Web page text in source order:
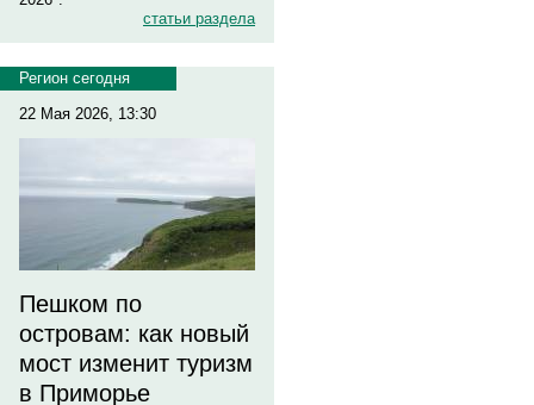
статьи раздела
Регион сегодня
22 Мая 2026, 13:30
Пешком по
островам: как новый
мост изменит туризм
в Приморье